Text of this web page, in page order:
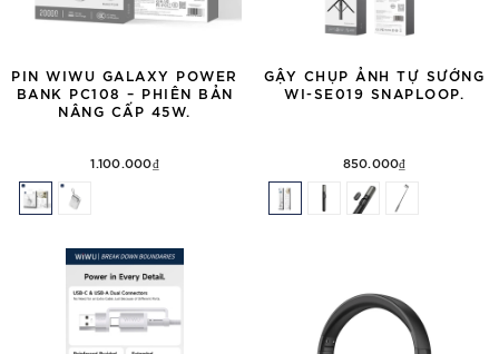
PIN WIWU GALAXY POWER
BANK PC108 – PHIÊN BẢN
NÂNG CẤP 45W.
1.100.000₫
GẬY CHỤP ẢNH TỰ SƯỚNG
WI-SE019 SNAPLOOP.
850.000₫